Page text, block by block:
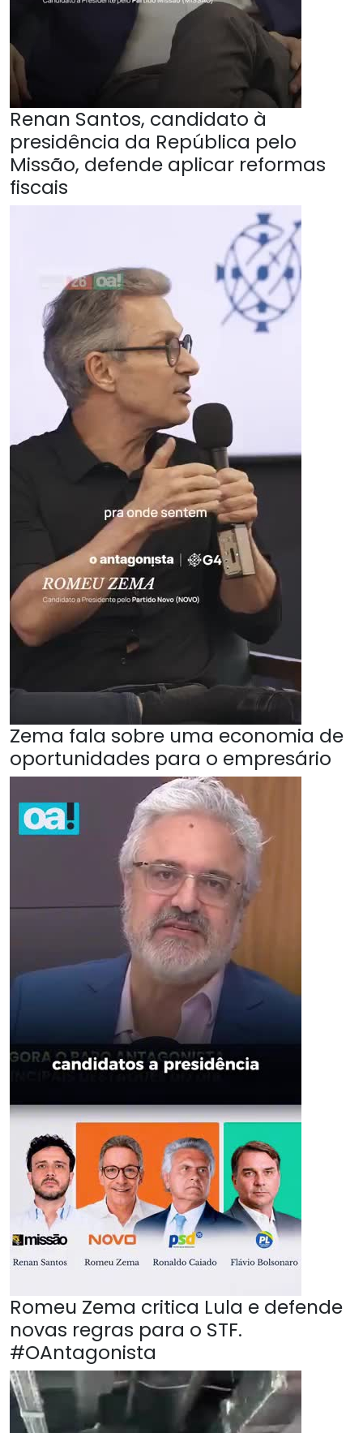
Renan Santos, candidato à
presidência da República pelo
Missão, defende aplicar reformas
fiscais
Zema fala sobre uma economia de
oportunidades para o empresário
Romeu Zema critica Lula e defende
novas regras para o STF.
#OAntagonista